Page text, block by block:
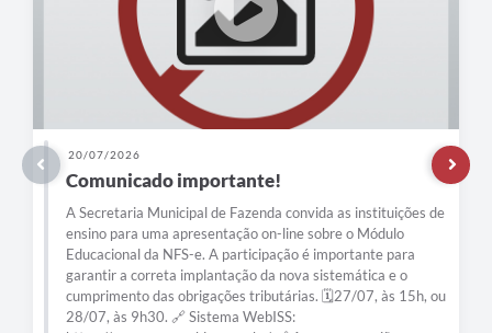
23/06/2026
A cada dia que passa, nosso novo PSF Nova
Passos vai tomando forma.